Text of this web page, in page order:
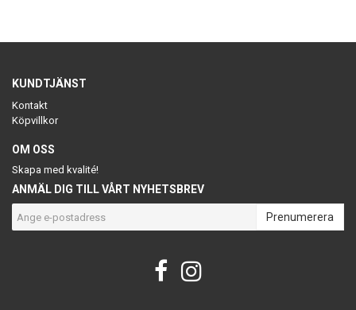
KUNDTJÄNST
Kontakt
Köpvillkor
OM OSS
Skapa med kvalité!
ANMÄL DIG TILL VÅRT NYHETSBREV
Prenumerera